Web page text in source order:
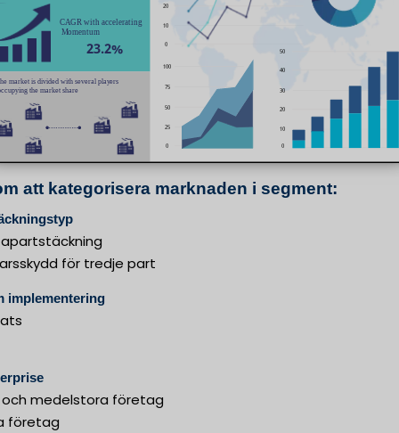
att kategorisera marknaden i segment:
för tredje part
implementering
och medelstora företag
företag